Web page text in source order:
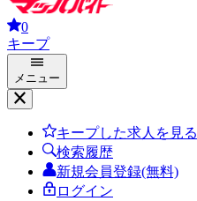
0
キープ
メニュー
キープした求人を見る
検索履歴
新規会員登録(無料)
ログイン